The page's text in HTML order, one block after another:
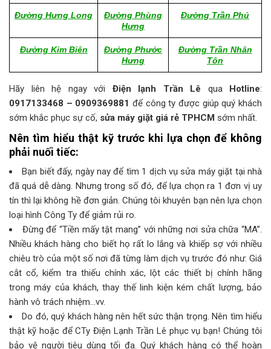
Đường Hưng Long
Đường Phùng
Hưng
Đường Trần Phú
Đường Kim Biên
Đường Phước
Hưng
Đường Trần Nhân
Tôn
Hãy liên hệ ngay với Điện lạnh Trần Lê qua Hotline:
0917133468 – 0909369881 để công ty được giúp quý khách
sớm khắc phục sự cố, sửa máy giặt giá rẻ TPHCM sớm nhất.
Nên tìm hiểu thật kỹ trước khi lựa chọn để không
phải nuối tiếc:
Bạn biết đấy, ngày nay để tìm 1 dịch vụ sửa máy giặt tại nhà
đã quá dễ dàng. Nhưng trong số đó, để lựa chọn ra 1 đơn vị uy
tín thì lại không hề đơn giản. Chúng tôi khuyên bạn nên lựa chọn
loại hình Công Ty để giảm rủi ro.
Đừng để “Tiền mấy tật mang” với những nơi sửa chữa “MA”.
Nhiều khách hàng cho biết họ rất lo lắng và khiếp sợ với nhiều
chiêu trò của một số nơi đã từng làm dịch vụ trước đó như: Giá
cắt cổ, kiểm tra thiếu chính xác, lột các thiết bị chính hãng
trong máy của khách, thay thế linh kiện kém chất lượng, bảo
hành vô trách nhiệm…vv.
Do đó, quý khách hàng nên hết sức thận trọng. Nên tìm hiểu
thật kỹ hoặc để CTy Điện Lạnh Trần Lê phục vụ bạn! Chúng tôi
bảo vệ người tiêu dùng tối đa. Quý khách hàng có thể hoàn